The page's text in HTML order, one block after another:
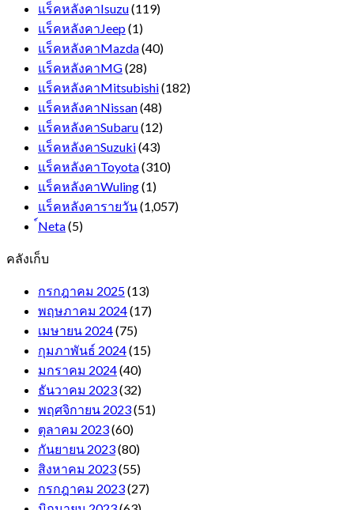
แร็คหลังคาIsuzu(119)
แร็คหลังคาJeep(1)
แร็คหลังคาMazda(40)
แร็คหลังคาMG(28)
แร็คหลังคาMitsubishi(182)
แร็คหลังคาNissan(48)
แร็คหลังคาSubaru(12)
แร็คหลังคาSuzuki(43)
แร็คหลังคาToyota(310)
แร็คหลังคาWuling(1)
แร็คหลังคารายวัน(1,057)
์Neta(5)
คลังเก็บ
กรกฎาคม 2025(13)
พฤษภาคม 2024(17)
เมษายน 2024(75)
กุมภาพันธ์ 2024(15)
มกราคม 2024(40)
ธันวาคม 2023(32)
พฤศจิกายน 2023(51)
ตุลาคม 2023(60)
กันยายน 2023(80)
สิงหาคม 2023(55)
กรกฎาคม 2023(27)